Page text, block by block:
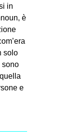
in
è
solo
sono
e